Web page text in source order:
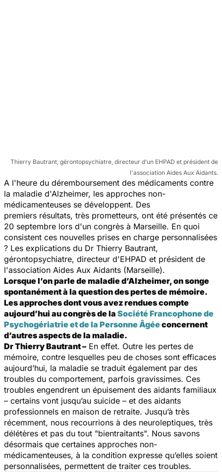
Thierry Bautrant, gérontopsychiatre, directeur d’un EHPAD et président de
l'association Aides Aux Aidants.
A l'heure du déremboursement des médicaments contre
la maladie d'Alzheimer, les approches non-
médicamenteuses se développent. Des
premiers résultats, très prometteurs, ont été présentés ce
20 septembre lors d'un congrès à Marseille. En quoi
consistent ces nouvelles prises en charge personnalisées
? Les explications du Dr Thierry Bautrant,
gérontopsychiatre, directeur d'EHPAD et président de
l'association Aides Aux Aidants (Marseille).
Lorsque l’on parle de maladie d’Alzheimer, on songe
spontanément à la question des pertes de mémoire.
Les approches dont vous avez rendues compte
aujourd’hui au congrès de la Société Francophone de
Psychogériatrie et de la Personne Âgéeconcernent
d’autres aspects de la maladie.
Dr Thierry Bautrant – En effet. Outre les pertes de
mémoire, contre lesquelles peu de choses sont efficaces
aujourd’hui, la maladie se traduit également par des
troubles du comportement, parfois gravissimes. Ces
troubles engendrent un épuisement des aidants familiaux
– certains vont jusqu’au suicide – et des aidants
professionnels en maison de retraite. Jusqu’à très
récemment, nous recourrions à des neuroleptiques, très
délétères et pas du tout "bientraitants". Nous savons
désormais que certaines approches non-
médicamenteuses, à la condition expresse qu’elles soient
personnalisées, permettent de traiter ces troubles.